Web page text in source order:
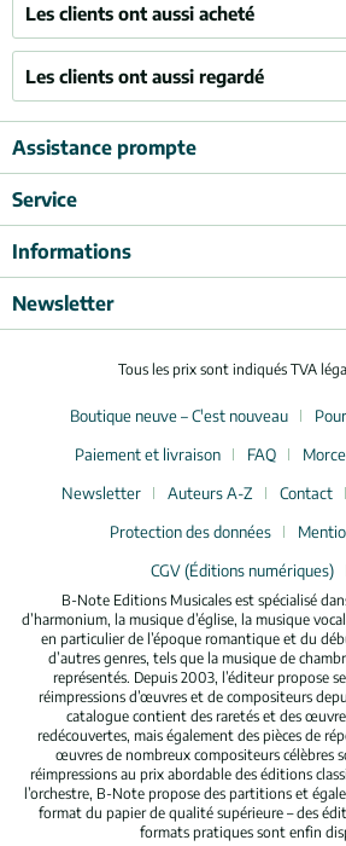
Les clients ont aussi acheté
Les clients ont aussi regardé
Assistance prompte
Service
Informations
Newsletter
Tous les prix sont indiqués TVA
Boutique neuve – C'est nouveau
Paiement et livraison
FAQ
Newsletter
Auteurs A-Z Contact
Protection des données
CGV (Éditions numériques)
B-Note Editions Musicales est spécialisé
d’harmonium, la musique d’église, la musique
en particulier de l’époque romantique et du
d’autres genres, tels que la musique de
représentés. Depuis 2003, l’éditeur propose
réimpressions d’œuvres et de compositeurs
catalogue contient des raretés et des
redécouvertes, mais également des pièces de
œuvres de nombreux compositeurs célèbres
réimpressions au prix abordable des éditions
l’orchestre, B-Note propose des partitions et
format du papier de qualité supérieure – des
formats pratiques sont enfin